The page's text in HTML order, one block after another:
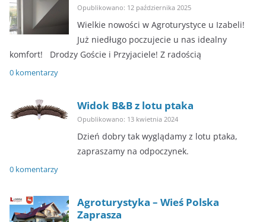
Opublikowano: 12 października 2025
Wielkie nowości w Agroturystyce u Izabeli!
Już niedługo poczujecie u nas idealny
komfort! ​Drodzy Goście i Przyjaciele! Z radością
0 komentarzy
Widok B&B z lotu ptaka
Opublikowano: 13 kwietnia 2024
Dzień dobry tak wyglądamy z lotu ptaka,
zapraszamy na odpoczynek.
0 komentarzy
Agroturystyka – Wieś Polska
Zaprasza